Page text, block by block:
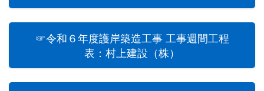
☞令和６年度護岸築造工事 工事週間工程
表：村上建設（株）